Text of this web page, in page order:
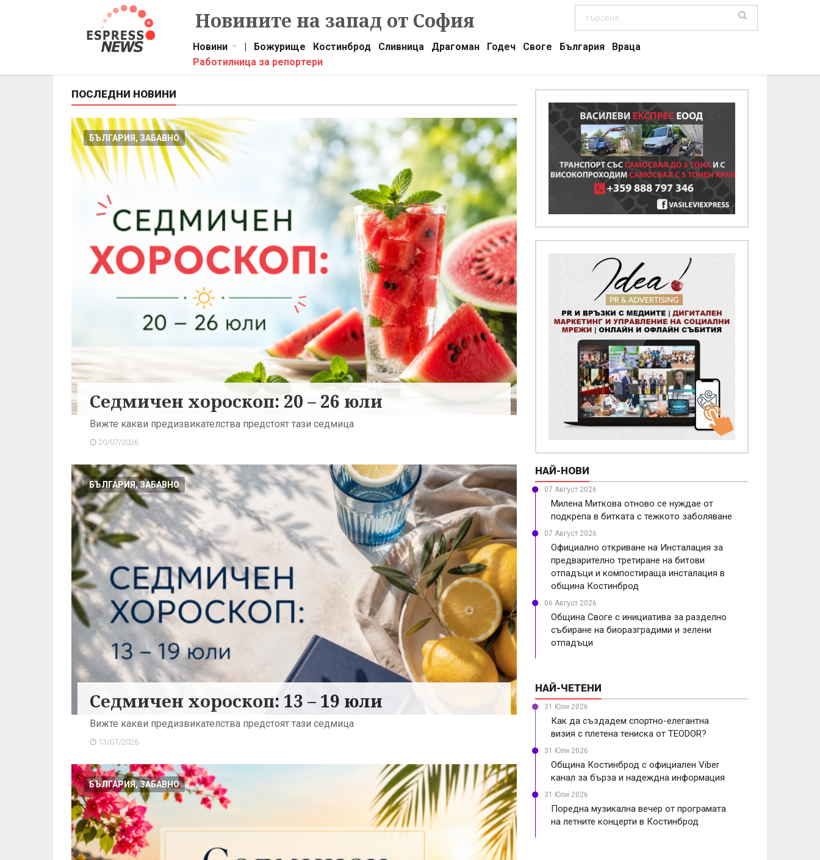
Новините на запад от София
Новини | Божурище Костинброд Сливница Драгоман Годеч Своге България
Враца
Работилница за репортери
ПОСЛЕДНИ НОВИНИ
БЪЛГАРИЯ, ЗАБАВНО
Седмичен хороскоп: 20 – 26 юли
Вижте какви предизвикателства предстоят тази седмица
20/07/2026
БЪЛГАРИЯ, ЗАБАВНО
Седмичен хороскоп: 13 – 19 юли
Вижте какви предизвикателства предстоят тази седмица
13/07/2026
БЪЛГАРИЯ, ЗАБАВНО
НАЙ-НОВИ
07 Август 2026
Милена Миткова отново се нуждае от
подкрепа в битката с тежкото заболяване
07 Август 2026
Официално откриване на Инсталация за
предварително третиране на битови
отпадъци и компостираща инсталация в
община Костинброд
06 Август 2026
Община Своге с инициатива за разделно
събиране на биоразградими и зелени
отпадъци
НАЙ-ЧЕТЕНИ
31 Юли 2026
Как да създадем спортно-елегантна
визия с плетена тениска от TEODOR?
31 Юли 2026
Община Костинброд с официален Viber
канал за бърза и надеждна информация
31 Юли 2026
Поредна музикална вечер от програмата
на летните концерти в Костинброд